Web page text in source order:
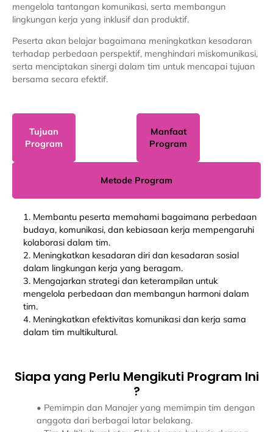
mengelola tantangan komunikasi, serta membangun
lingkungan kerja yang inklusif dan produktif.
Peserta akan belajar bagaimana meningkatkan kesadaran
terhadap perbedaan perspektif, menghindari miskomunikasi,
serta menciptakan sinergi dalam tim untuk mencapai tujuan
bersama secara efektif.
Tujuan
Program
Manfaat
Program
Metode Program
1. Membantu peserta memahami bagaimana perbedaan
budaya, komunikasi, dan kebiasaan kerja mempengaruhi
kolaborasi dalam tim.
2. Meningkatkan kesadaran diri dan kesadaran sosial
dalam lingkungan kerja yang beragam.
3. Mengajarkan strategi dan keterampilan untuk
mengelola perbedaan dan membangun harmoni dalam
tim.
4. Meningkatkan efektivitas komunikasi dan kerja sama
dalam tim multikultural.
Siapa yang Perlu Mengikuti Program Ini
?
• Pemimpin dan Manajer yang memimpin tim dengan
anggota dari berbagai latar belakang.